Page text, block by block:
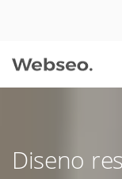
Diseno